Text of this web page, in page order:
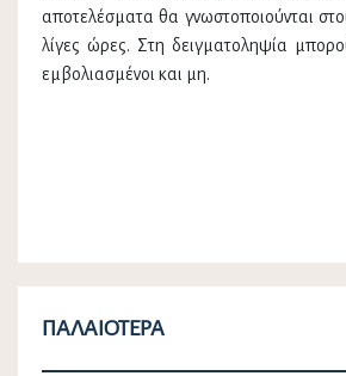
αποτελέσματα θα γνωστοποιούνται
λίγες ώρες. Στη δειγματοληψία
εμβολιασμένοι και μη.
ΠΑΛΑΙΌΤΕΡΑ